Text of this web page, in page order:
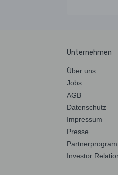
Unternehmen
Über uns
Jobs
AGB
Datenschutz
Impressum
Presse
Investor